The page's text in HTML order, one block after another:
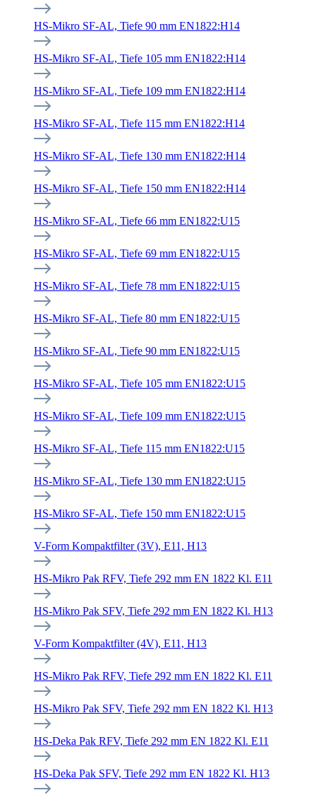
HS-Mikro SF-AL, Tiefe 90 mm EN1822:H14
HS-Mikro SF-AL, Tiefe 105 mm EN1822:H14
HS-Mikro SF-AL, Tiefe 109 mm EN1822:H14
HS-Mikro SF-AL, Tiefe 115 mm EN1822:H14
HS-Mikro SF-AL, Tiefe 130 mm EN1822:H14
HS-Mikro SF-AL, Tiefe 150 mm EN1822:H14
HS-Mikro SF-AL, Tiefe 66 mm EN1822:U15
HS-Mikro SF-AL, Tiefe 69 mm EN1822:U15
HS-Mikro SF-AL, Tiefe 78 mm EN1822:U15
HS-Mikro SF-AL, Tiefe 80 mm EN1822:U15
HS-Mikro SF-AL, Tiefe 90 mm EN1822:U15
HS-Mikro SF-AL, Tiefe 105 mm EN1822:U15
HS-Mikro SF-AL, Tiefe 109 mm EN1822:U15
HS-Mikro SF-AL, Tiefe 115 mm EN1822:U15
HS-Mikro SF-AL, Tiefe 130 mm EN1822:U15
HS-Mikro SF-AL, Tiefe 150 mm EN1822:U15
V-Form Kompaktfilter (3V), E11, H13
HS-Mikro Pak RFV, Tiefe 292 mm EN 1822 Kl. E11
HS-Mikro Pak SFV, Tiefe 292 mm EN 1822 Kl. H13
V-Form Kompaktfilter (4V), E11, H13
HS-Mikro Pak RFV, Tiefe 292 mm EN 1822 Kl. E11
HS-Mikro Pak SFV, Tiefe 292 mm EN 1822 Kl. H13
HS-Deka Pak RFV, Tiefe 292 mm EN 1822 Kl. E11
HS-Deka Pak SFV, Tiefe 292 mm EN 1822 Kl. H13